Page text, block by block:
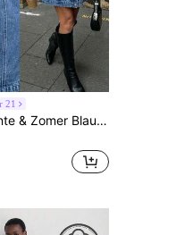
21
Forever 21 Lente & Zomer Blauwe Gewassen Lange Mouwen/Valentijnsjurk/Getailleerd/Uitgaan/Western/Y2k/Kantoorkleding Dames/Vakantiejurk/Streetwear voor Dames/Outfit/Sexy Stijl/Van onder naar boven/Kraag/Basic/Casual/Cowgirl/Gala/Jaren 2000 Stijl/Streetwear/Date Night Outfits Dames/Werkjurken/Zomerjurken/Denim Minijurk